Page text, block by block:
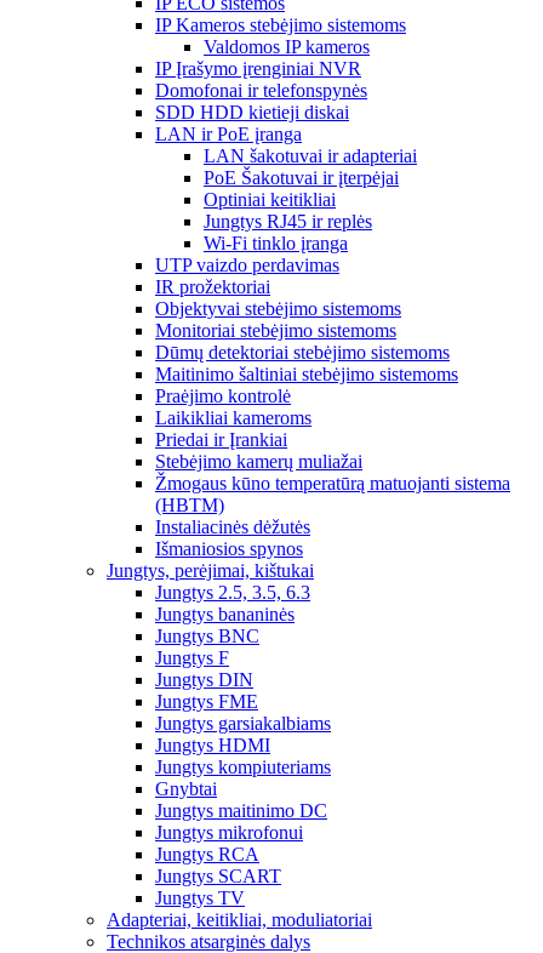
IP Kameros stebėjimo sistemoms
Valdomos IP kameros
IP Įrašymo įrenginiai NVR
Domofonai ir telefonspynės
SDD HDD kietieji diskai
LAN ir PoE įranga
LAN šakotuvai ir adapteriai
PoE Šakotuvai ir įterpėjai
Optiniai keitikliai
Jungtys RJ45 ir replės
Wi-Fi tinklo įranga
UTP vaizdo perdavimas
IR prožektoriai
Objektyvai stebėjimo sistemoms
Monitoriai stebėjimo sistemoms
Dūmų detektoriai stebėjimo sistemoms
Maitinimo šaltiniai stebėjimo sistemoms
Praėjimo kontrolė
Laikikliai kameroms
Priedai ir Įrankiai
Stebėjimo kamerų muliažai
Žmogaus kūno temperatūrą matuojanti sistema
(HBTM)
Instaliacinės dėžutės
Išmaniosios spynos
Jungtys, perėjimai, kištukai
Jungtys 2.5, 3.5, 6.3
Jungtys bananinės
Jungtys BNC
Jungtys F
Jungtys DIN
Jungtys FME
Jungtys garsiakalbiams
Jungtys HDMI
Jungtys kompiuteriams
Gnybtai
Jungtys maitinimo DC
Jungtys mikrofonui
Jungtys RCA
Jungtys SCART
Jungtys TV
Adapteriai, keitikliai, moduliatoriai
Technikos atsarginės dalys